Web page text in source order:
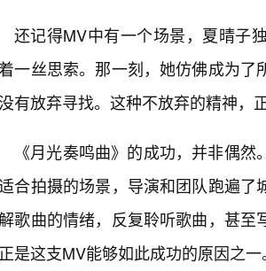
还记得MV中有一个场景，夏晴子
一丝思索。那一刻，她仿佛成为
有放弃寻找。这种不放弃的精神，
《月光奏鸣曲》的成功，并非偶
合拍摄的场景，导演和团队跑遍
歌曲的情绪，反复聆听歌曲，甚
是这支MV能够如此成功的原因之一